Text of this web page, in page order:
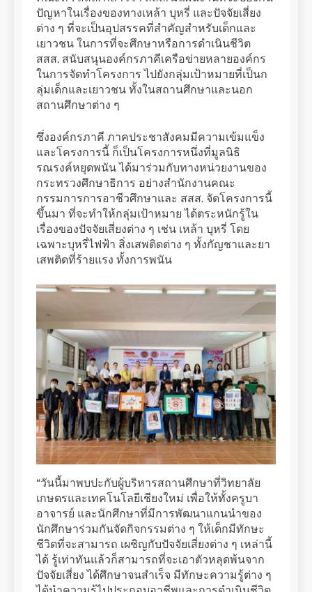
ปัญหาในเรื่องของทางเหล้า บุหรี่ และปัจจัยเสี่ยง
ต่าง ๆ ที่จะเป็นอุปสรรคที่สำคัญสำหรับเด็กและ
เยาวชน ในการที่จะศึกษาหรือการดำเนินชีวิต
สสส. สนับสนุนองค์กรภาคีเครือข่ายหลายองค์กร
ในการจัดทำโครงการ ไปยังกลุ่มเป้าหมายที่เป็นก
ลุ่มเด็กและเยาวชน ทั้งในสถานศึกษาและนอก
สถานศึกษาต่าง ๆ
ซึ่งองค์กรภาคี ภาคประชาสังคมมีความเข้มแข็ง
และโครงการนี้ ก็เป็นโครงการหนึ่งที่มูลนิธิ
รณรงค์หยุดพนัน ได้มาร่วมกับทางหน่วยงานของ
กระทรวงศึกษาธิการ อย่างสำนักงานคณะ
กรรมการการอาชีวศึกษาและ สสส. จัดโครงการนี้
ขึ้นมา ที่จะทำให้กลุ่มเป้าหมาย ได้ตระหนักรู้ใน
เรื่องของปัจจัยเสี่ยงต่าง ๆ เช่น เหล้า บุหรี่ โดย
เฉพาะบุหรี่ไฟฟ้า สิ่งเสพติดต่าง ๆ ทั้งกัญชาและยา
เสพติดที่ร้ายแรง ทั้งการพนัน
“วันนี้มาพบปะกับผู้บริหารสถานศึกษาที่วิทยาลัย
เกษตรและเทคโนโลยีเชียงใหม่ เพื่อให้ทั้งครูบา
อาจารย์ และนักศึกษาที่มีการพัฒนาแกนนําของ
นักศึกษาร่วมกันจัดกิจกรรมต่าง ๆ ให้เด็กมีทักษะ
ชีวิตที่จะสามารถ เผชิญกับปัจจัยเสี่ยงต่าง ๆ เหล่านี้
ได้ รู้เท่าทันแล้วก็สามารถที่จะเอาตัวหลุดพ้นจาก
ปัจจัยเสี่ยง ได้ศึกษาจนสำเร็จ มีทักษะความรู้ต่าง ๆ